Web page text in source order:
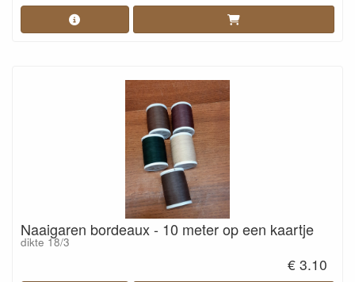
Naaigaren bordeaux - 10 meter op een kaartje
dikte 18/3
€ 3.10